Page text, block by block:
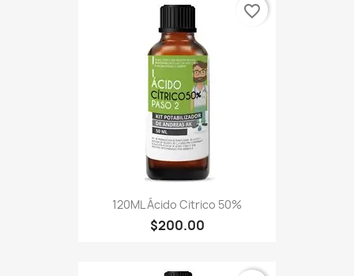
120ML Ácido Citrico 50%
$200.00
favorite_border